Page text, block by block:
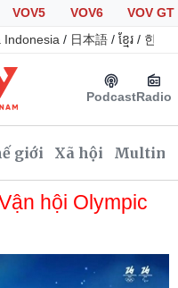
VOV5 VOV6
VOV GT
Indonesia / 日本語 / ខ្មែរ / 한국
PodcastRadio
giới Xã hội
hội Olympic